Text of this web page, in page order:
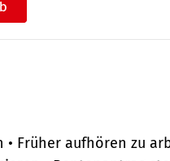
Früher aufhören zu